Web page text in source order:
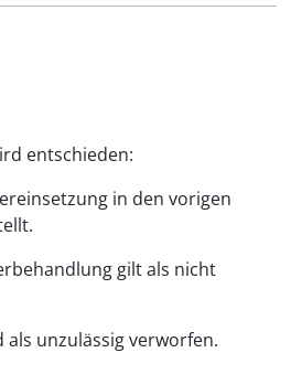
entschieden:
in den vorigen
gilt als nicht
als unzulässig verworfen.